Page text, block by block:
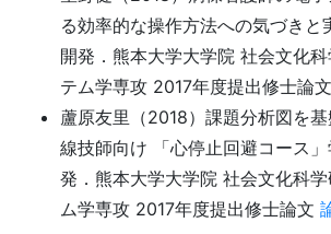
る効率的な操作方法への気づきと
開発．熊本大学大学院 社会文化
テム学専攻 2017年度提出修士論文
蘆原友里（2018）課題分析図を
線技師向け 「心停止回避コース
発．熊本大学大学院 社会文化科
ム学専攻 2017年度提出修士論文